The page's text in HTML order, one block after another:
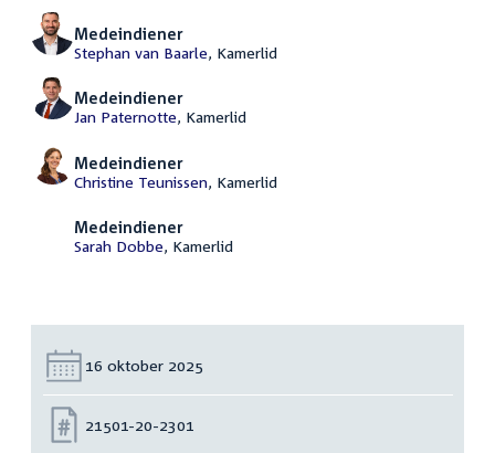
Medeindiener
Stephan van Baarle, Kamerlid
Medeindiener
Jan Paternotte, Kamerlid
Medeindiener
Christine Teunissen, Kamerlid
Medeindiener
Sarah Dobbe, Kamerlid
Datum:
16 oktober 2025
Nummer:
21501-20-2301